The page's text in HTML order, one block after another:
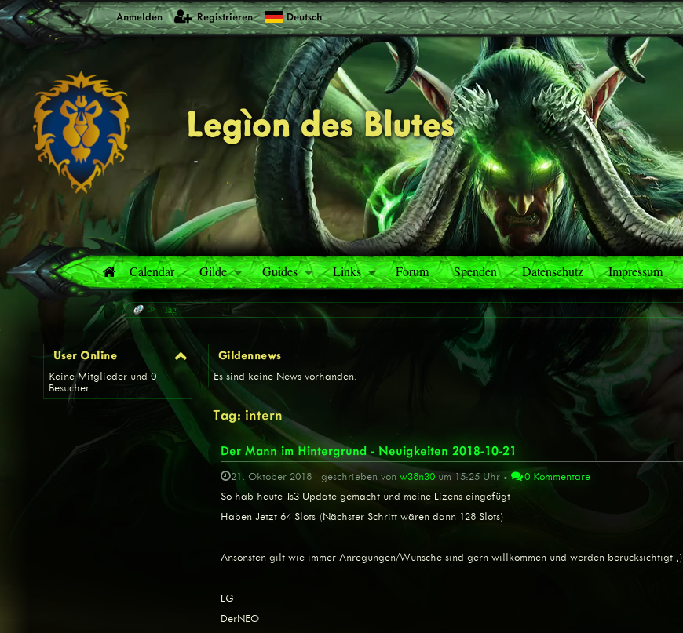
Anmelden Registrieren Deutsch
Legìon des Blutes
-
Calendar Gilde Guides Links Forum Spenden Datenschutz Impressum
Tag
User Online
Keine Mitglieder und 0
Besucher
Gildennews
Es sind keine News vorhanden.
Tag: intern
Der Mann im Hintergrund - Neuigkeiten 2018-10-21
21. Oktober 2018 - geschrieben von w38n30 um 15:25 Uhr •
0 Kommentare
So hab heute Ts3 Update gemacht und meine Lizens eingefügt
Haben Jetzt 64 Slots (Nächster Schritt wären dann 128 Slots)
Ansonsten gilt wie immer Anregungen/Wünsche sind gern willkommen und werden berücksichtigt ;)
LG
DerNEO